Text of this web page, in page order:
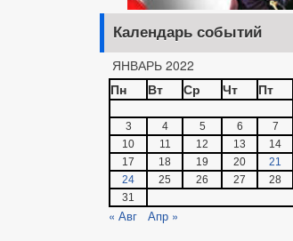
Календарь событий
ЯНВАРЬ 2022
Пн
Вт Ср Чт Пт
3
4 5 6 7
10
11 12 13 14
17
18 19 20 21
24
25 26 27 28
31
« Авг Апр »